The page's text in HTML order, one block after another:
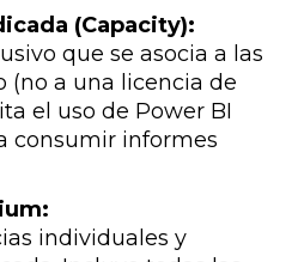
(Capacity):
que se asocia a las
(no a una licencia de
el uso de Power BI
consumir informes
individuales y